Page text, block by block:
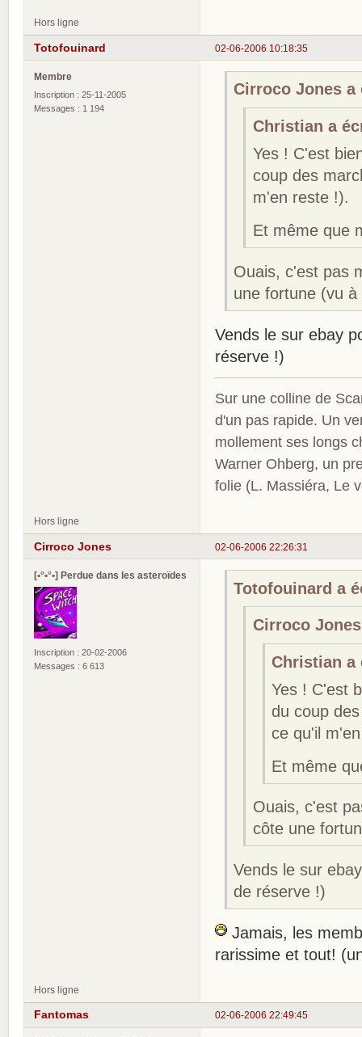
Hors ligne
02-06-2006 10:18:35
Totofouinard
Membre
Inscription : 25-11-2005
Messages : 1 194
Cirroco Jones a
Christian a
Yes ! C'est
coup des
m'en reste !).
Et même que
Ouais, c'est pas
une fortune (vu
Vends le sur ebay
réserve !)
Sur une colline de
d'un pas rapide. Un
mollement ses longs
Warner Ohberg, un
folie (L. Massiéra, Le
Hors ligne
02-06-2006 22:26:31
Cirroco Jones
[•°•°•] Perdue dans les asteroïdes
Inscription : 20-02-2006
Messages : 6 613
Totofouinard a
Cirroco
Christian a
Yes ! C'est
du coup
ce qu'il
Et même
Ouais, c'est
côte une
Vends le sur
de réserve !)
Jamais, les
rarissime et tout!
Hors ligne
02-06-2006 22:49:45
Fantomas